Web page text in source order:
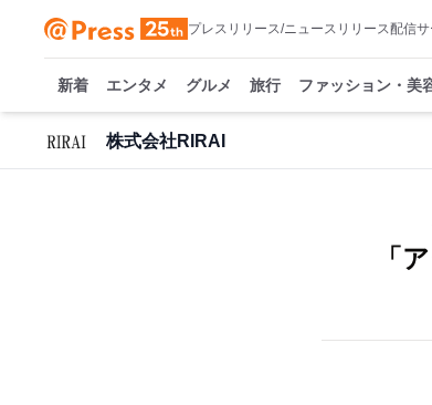
プレスリリース/ニュースリリース配信
新着 エンタメ グルメ 旅行 ファッション・美
株式会社RIRAI
「